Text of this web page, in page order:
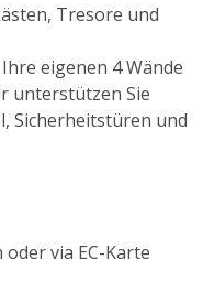
Tresore und
eigenen 4 Wände
unterstützen Sie
Sicherheitstüren und
via EC-Karte